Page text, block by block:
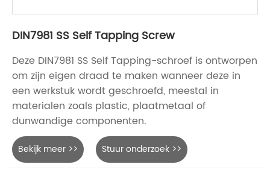
DIN7981 SS Self Tapping Screw
Deze DIN7981 SS Self Tapping-schroef is ontworpen
om zijn eigen draad te maken wanneer deze in
een werkstuk wordt geschroefd, meestal in
materialen zoals plastic, plaatmetaal of
dunwandige componenten.
Bekijk meer >> Stuur onderzoek >>